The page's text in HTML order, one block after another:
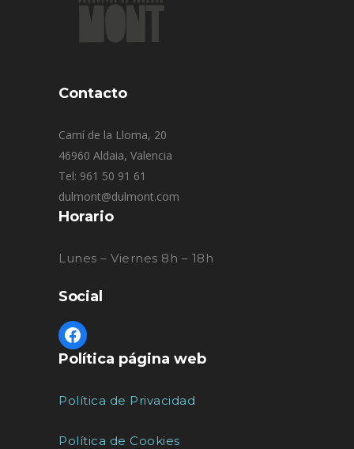
Contacto
Camí de la Lloma, 20
46960 Aldaia, Valencia
Tel: 961 50 91 61
dulmont@dulmont.com
Horario
Lunes – Viernes 8h – 18h
Social
Política página web
Política de Privacidad
Política de Cookies